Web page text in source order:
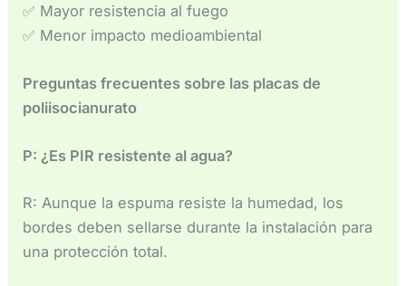
✅ Mayor resistencia al fuego
✅ Menor impacto medioambiental
Preguntas frecuentes sobre las placas de
poliisocianurato
P: ¿Es PIR resistente al agua?
R: Aunque la espuma resiste la humedad, los
bordes deben sellarse durante la instalación para
una protección total.